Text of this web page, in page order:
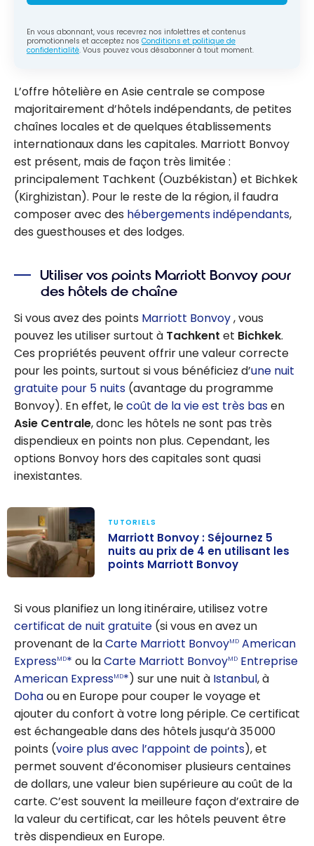
En vous abonnant, vous recevrez nos infolettres et contenus
promotionnels et acceptez nos Conditions et politique de
confidentialité. Vous pouvez vous désabonner à tout moment.
L’offre hôtelière en Asie centrale se compose
majoritairement d’hôtels indépendants, de petites
chaînes locales et de quelques établissements
internationaux dans les capitales. Marriott Bonvoy
est présent, mais de façon très limitée :
principalement Tachkent (Ouzbékistan) et Bichkek
(Kirghizistan). Pour le reste de la région, il faudra
composer avec des hébergements indépendants,
des guesthouses et des lodges.
Utiliser vos points Marriott Bonvoy pour
des hôtels de chaîne
Si vous avez des points Marriott Bonvoy, vous
pouvez les utiliser surtout à Tachkent et Bichkek.
Ces propriétés peuvent offrir une valeur correcte
pour les points, surtout si vous bénéficiez d’une nuit
gratuite pour 5 nuits (avantage du programme
Bonvoy). En effet, lecoût de la vie est très basen
Asie Centrale, donc les hôtels ne sont pas très
dispendieux en points non plus. Cependant, les
options Bonvoy hors des capitales sont quasi
inexistantes.
Bonvoy :
Séjournez 5
nuits au prix de
4 en utilisant
les points
Marriott
Bonvoy
TUTORIELS
Marriott Bonvoy : Séjournez 5
nuits au prix de 4 en utilisant les
points Marriott Bonvoy
Si vous planifiez un long itinéraire, utilisez votre
certificat de nuit gratuite (si vous en avez un
provenant de laCarte Marriott BonvoyMD American
ExpressMD* ou laCarte Marriott BonvoyMD Entreprise
American ExpressMD*) sur une nuit à Istanbul, à
Dohaou en Europe pour couper le voyage et
ajouter du confort à votre long périple. Ce certificat
est échangeable dans des hôtels jusqu’à 35 000
points (voire plus avec l’appoint de points), et
permet souvent d’économiser plusieurs centaines
de dollars, une valeur bien supérieure au coût de la
carte. C’est souvent la meilleure façon d’extraire de
la valeur du certificat, car les hôtels peuvent être
très dispendieux en Europe.